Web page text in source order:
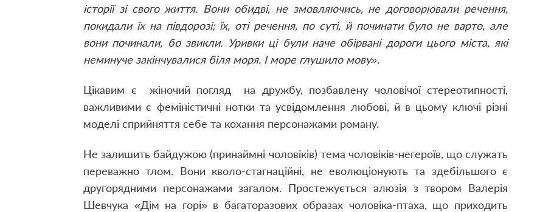
історії зі свого життя. Вони обидві, не змовляючись, не договорювали речення,
покидали їх на півдорозі; їх, оті речення, по суті, й починати було не варто, але
вони починали, бо звикли. Уривки ці були наче обірвані дороги цього міста, які
неминуче закінчувалися біля моря. І море глушило мову».
Цікавим є жіночий погляд на дружбу, позбавлену чоловічої стереотипності,
важливими є феміністичні нотки та усвідомлення любові, й в цьому ключі різні
моделі сприйняття себе та кохання персонажами роману.
Не залишить байдужою (принаймні чоловіків) тема чоловіків-негероїв, що служать
переважно тлом. Вони кволо-стагнаційні, не еволюціонують та здебільшого є
другорядними персонажами загалом. Простежується алюзія з твором Валерія
Шевчука «Дім на горі» в багаторазових образах чоловіка-птаха, що приходить